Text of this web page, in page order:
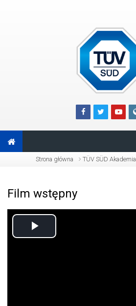
Strona główna TÜV SÜD Akademia
Film wstępny
Odtwarzaj